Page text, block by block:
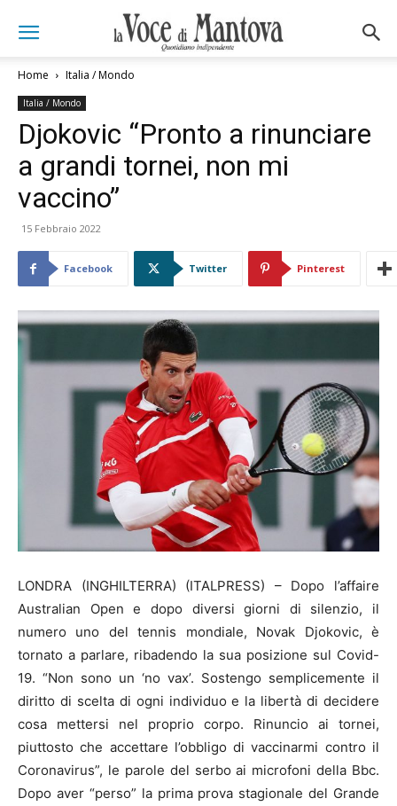
Home Italia / Mondo
Italia / Mondo
Djokovic “Pronto a rinunciare
a grandi tornei, non mi
vaccino”
15 Febbraio 2022
Facebook Twitter Pinterest
LONDRA (INGHILTERRA) (ITALPRESS) – Dopo l’affaire
Australian Open e dopo diversi giorni di silenzio, il
numero uno del tennis mondiale, Novak Djokovic, è
tornato a parlare, ribadendo la sua posizione sul Covid-
19. “Non sono un ‘no vax’. Sostengo semplicemente il
diritto di scelta di ogni individuo e la libertà di decidere
cosa mettersi nel proprio corpo. Rinuncio ai tornei,
piuttosto che accettare l’obbligo di vaccinarmi contro il
Coronavirus”, le parole del serbo ai microfoni della Bbc.
Dopo aver “perso” la prima prova stagionale del Grande